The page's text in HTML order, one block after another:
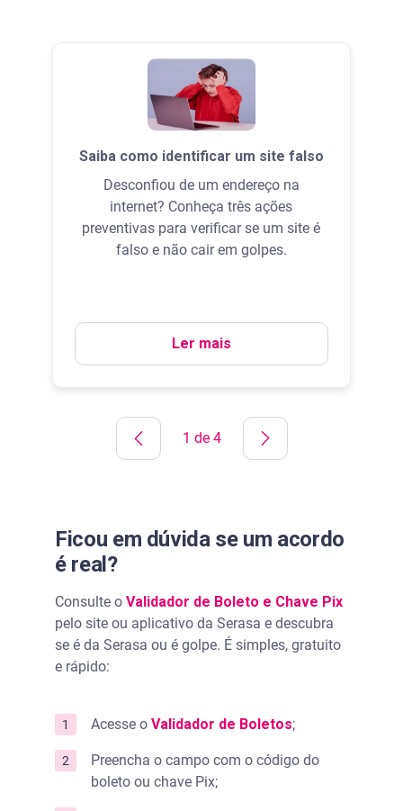
Saiba como identificar um site falso
Desconfiou de um endereço na
internet? Conheça três ações
preventivas para verificar se um site é
falso e não cair em golpes.
Ler mais
1 de 4
Ficou em dúvida se um acordo
é real?
Consulte o Validador de Boleto e Chave Pix
pelo site ou aplicativo da Serasa e descubra
se é da Serasa ou é golpe. É simples, gratuito
e rápido:
Acesse o Validador de Boletos;
Preencha o campo com o código do
boleto ou chave Pix;